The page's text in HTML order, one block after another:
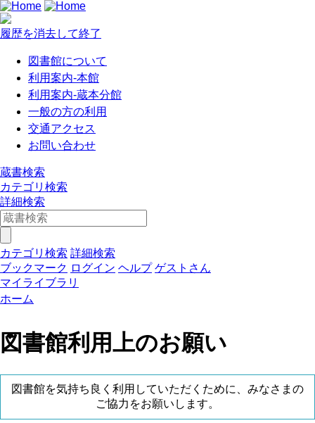
履歴を消去して終了
図書館について
利用案内-本館
利用案内-蔵本分館
一般の方の利用
交通アクセス
お問い合わせ
蔵書検索
カテゴリ検索
詳細検索
カテゴリ検索 詳細検索
ブックマーク ログイン ヘルプ ゲストさん
マイライブラリ
ホーム
図書館利用上のお願い
図書館を気持ち良く利用していただくために、みなさまの
ご協力をお願いします。